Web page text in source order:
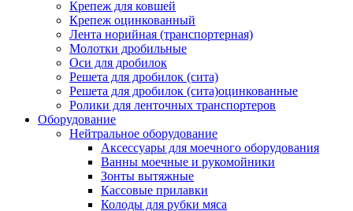
Крепеж для ковшей
Крепеж оцинкованный
Лента норийная (транспортерная)
Молотки дробильные
Оси для дробилок
Решета для дробилок (сита)
Решета для дробилок (сита)оцинкованные
Ролики для ленточных транспортеров
Оборудование
Нейтральное оборудование
Аксессуары для моечного оборудования
Ванны моечные и рукомойники
Зонты вытяжные
Кассовые прилавки
Колоды для рубки мяса